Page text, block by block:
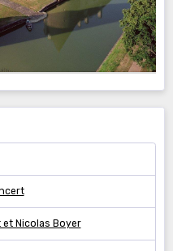
Nicolas Boyer